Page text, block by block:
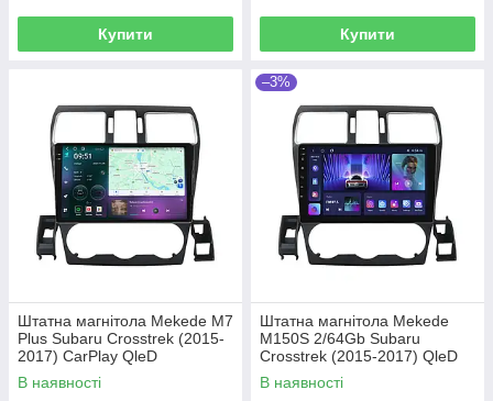
Купити Купити
Штатна магнітола Mekede M7
Plus Subaru Crosstrek (2015-
2017) CarPlay QleD
В наявності
–3%
Штатна магнітола Mekede
M150S 2/64Gb Subaru
Crosstrek (2015-2017) QleD
В наявності